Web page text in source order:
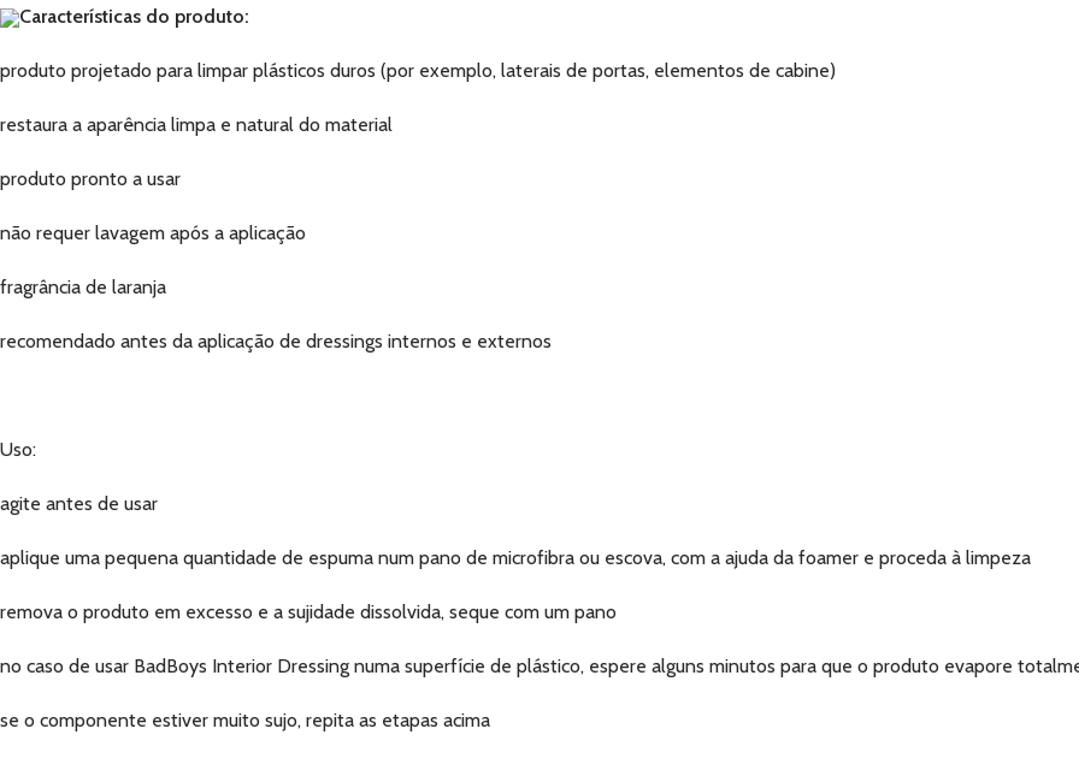
Características do produto:
produto projetado para limpar plásticos duros (por exemplo, laterais de portas, elementos de cabine)
restaura a aparência limpa e natural do material
produto pronto a usar
não requer lavagem após a aplicação
fragrância de laranja
recomendado antes da aplicação de dressings internos e externos
Uso:
agite antes de usar
aplique uma pequena quantidade de espuma num pano de microfibra ou escova, com a ajuda da foamer e proceda à limpeza
remova o produto em excesso e a sujidade dissolvida, seque com um pano
no caso de usar BadBoys Interior Dressing numa superfície de plástico, espere alguns minutos para que o produto evapore
se o componente estiver muito sujo, repita as etapas acima